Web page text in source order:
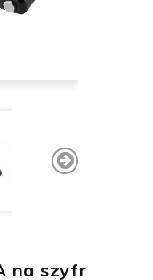
na szyfr